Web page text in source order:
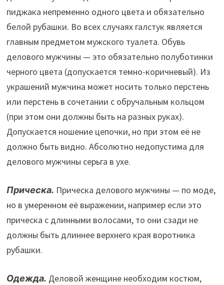
пиджака непременно одного цвета и обязательно
белой рубашки. Во всех случаях галстук является
главным предметом мужского туалета. Обувь
делового мужчины — это обязательно полуботинки
черного цвета (допускается темно-коричневый). Из
украшений мужчина может носить только перстень
или перстень в сочетании с обручальным кольцом
(при этом они должны быть на разных руках).
Допускается ношение цепочки, но при этом её не
должно быть видно. Абсолютно недопустима для
делового мужчины серьга в ухе.
Прическа. Прическа делового мужчины — по моде,
но в умеренном её выражении, например если это
прическа с длинными волосами, то они сзади не
должны быть длиннее верхнего края воротника
рубашки.
Одежда. Деловой женщине необходим костюм,